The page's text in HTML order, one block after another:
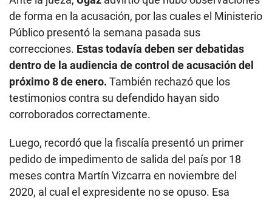
de forma en la acusación, por las cuales el Ministerio
Público presentó la semana pasada sus
correcciones. Estas todavía deben ser debatidas
dentro de la audiencia de control de acusación del
próximo 8 de enero. También rechazó que los
testimonios contra su defendido hayan sido
corroborados correctamente.
Luego, recordó que la fiscalía presentó un primer
pedido de impedimento de salida del país por 18
meses contra Martín Vizcarra en noviembre del
2020, al cual el expresidente no se opuso. Esa